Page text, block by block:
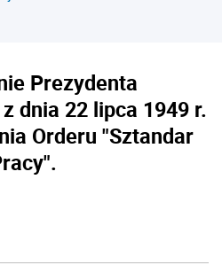
Prezydenta
dnia 22 lipca 1949 r.
Orderu "Sztandar